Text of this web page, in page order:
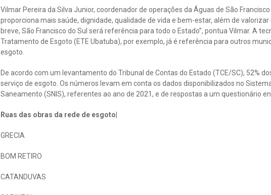
Vilmar Pereira da Silva Junior, coordenador de operações da Águas de São
proporciona mais saúde, dignidade, qualidade de vida e bem-estar, além de valorizar
breve, São Francisco do Sul será referência para todo o Estado”, pontua Vilmar. A
Tratamento de Esgoto (ETE Ubatuba), por exemplo, já é referência para outros
esgoto.
De acordo com um levantamento do Tribunal de Contas do Estado (TCE/SC), 52%
serviço de esgoto. Os números levam em conta os dados disponibilizados no
Saneamento (SNIS), referentes ao ano de 2021, e de respostas a um questionário
Ruas das obras da rede de esgoto|
GRECIA
BOM RETIRO
CATANDUVAS